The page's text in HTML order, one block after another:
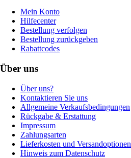
Mein Konto
Hilfecenter
Bestellung verfolgen
Bestellung zurückgeben
Rabattcodes
Über uns
Über uns?
Kontaktieren Sie uns
Allgemeine Verkaufsbedingungen
Rückgabe & Erstattung
Impressum
Zahlungsarten
Lieferkosten und Versandoptionen
Hinweis zum Datenschutz